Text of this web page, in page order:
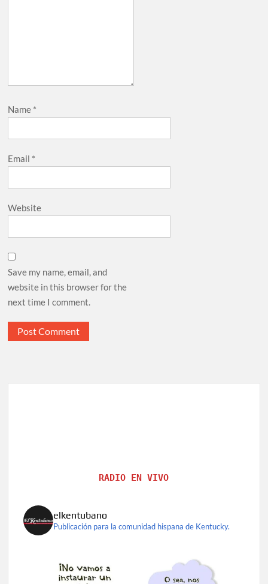
Name *
Email *
Website
Save my name, email, and
website in this browser for the
next time I comment.
RADIO EN VIVO
elkentubano
Publicación para la comunidad hispana de Kentucky.